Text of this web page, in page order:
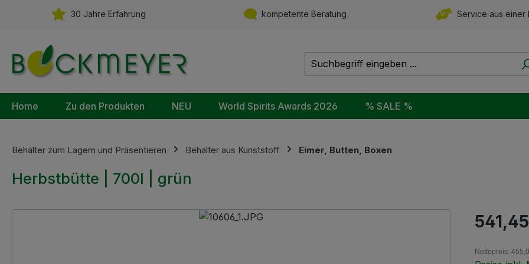
Hauptinhalt springen
Zur Suche springen
Zur Hauptnavigation springen
30 Jahre Erfahrung kompetente Beratung Service aus einer
Home Zu den Produkten NEU World Spirits Awards 2026 % SALE %
Behälter zum Lagern und Präsentieren Behälter aus Kunststoff Eimer, Butten, Boxen
Herbstbütte | 700l | grün
Regulärer
Nettopreis: